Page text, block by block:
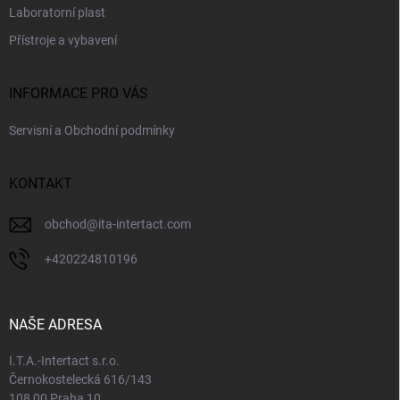
Laboratorní plast
Přístroje a vybavení
INFORMACE PRO VÁS
Servisní a Obchodní podmínky
KONTAKT
obchod@ita-intertact.com
+420224810196
NAŠE ADRESA
I.T.A.-Intertact s.r.o.
Černokostelecká 616/143